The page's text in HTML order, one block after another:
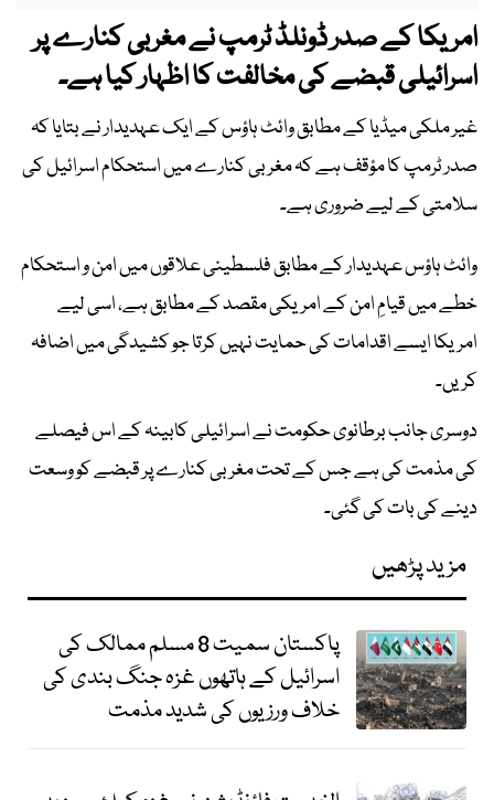
امریکا کے صدر ڈونلڈ ٹرمپ نے مغربی کنارے پر
اسرائیلی قبضے کی مخالفت کا اظہار کیا ہے۔
غیر ملکی میڈیا کے مطابق وائٹ ہاؤس کے ایک عہدیدار نے بتایا کہ
صدر ٹرمپ کا مؤقف ہے کہ مغربی کنارے میں استحکام اسرائیل کی
سلامتی کے لیے ضروری ہے۔
وائٹ ہاؤس عہدیدار کے مطابق فلسطینی علاقوں میں امن و استحکام
خطے میں قیامِ امن کے امریکی مقصد کے مطابق ہے، اسی لیے
امریکا ایسے اقدامات کی حمایت نہیں کرتا جو کشیدگی میں اضافہ
کریں۔
دوسری جانب برطانوی حکومت نے اسرائیلی کابینہ کے اس فیصلے
کی مذمت کی ہے جس کے تحت مغربی کنارے پر قبضے کو وسعت
دینے کی بات کی گئی۔
مزید پڑھیں
پاکستان سمیت 8 مسلم ممالک کی
اسرائیل کے ہاتھوں غزہ جنگ بندی کی
خلاف ورزیوں کی شدید مذمت